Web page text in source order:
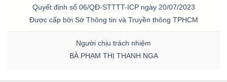
Quyết định số 06/QĐ-STTTT-ICP ngày 20/07/2023
Được cấp bởi Sở Thông tin và Truyền thông TPHCM
Người chịu trách nhiệm
BÀ PHẠM THỊ THANH NGA